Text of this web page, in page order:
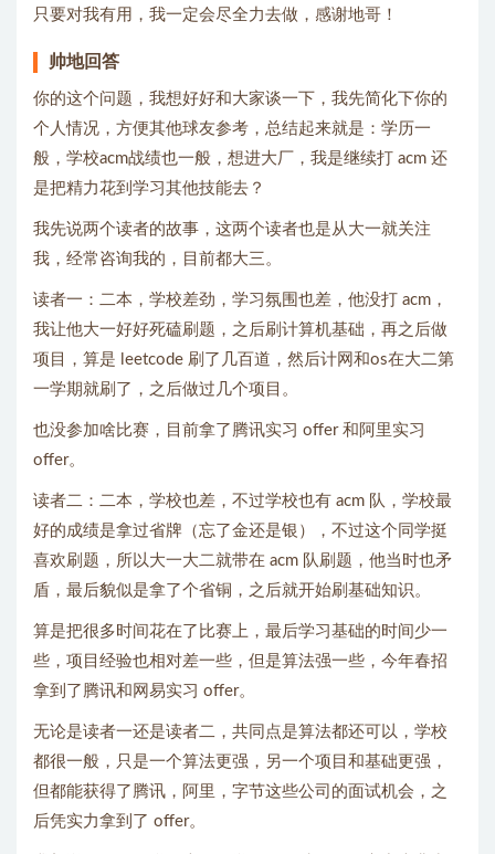
只要对我有用，我一定会尽全力去做，感谢地哥！
帅地回答
你的这个问题，我想好好和大家谈一下，我先简化下你的
个人情况，方便其他球友参考，总结起来就是：学历一
般，学校acm战绩也一般，想进大厂，我是继续打 acm 还
是把精力花到学习其他技能去？
我先说两个读者的故事，这两个读者也是从大一就关注
我，经常咨询我的，目前都大三。
读者一：二本，学校差劲，学习氛围也差，他没打 acm，
我让他大一好好死磕刷题，之后刷计算机基础，再之后做
项目，算是 leetcode 刷了几百道，然后计网和os在大二第
一学期就刷了，之后做过几个项目。
也没参加啥比赛，目前拿了腾讯实习 offer 和阿里实习
offer。
读者二：二本，学校也差，不过学校也有 acm 队，学校最
好的成绩是拿过省牌（忘了金还是银），不过这个同学挺
喜欢刷题，所以大一大二就带在 acm 队刷题，他当时也矛
盾，最后貌似是拿了个省铜，之后就开始刷基础知识。
算是把很多时间花在了比赛上，最后学习基础的时间少一
些，项目经验也相对差一些，但是算法强一些，今年春招
拿到了腾讯和网易实习 offer。
无论是读者一还是读者二，共同点是算法都还可以，学校
都很一般，只是一个算法更强，另一个项目和基础更强，
但都能获得了腾讯，阿里，字节这些公司的面试机会，之
后凭实力拿到了 offer。